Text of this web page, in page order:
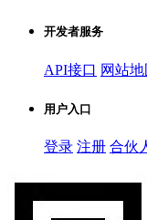
开发者服务
API接口 网站地
用户入口
登录 注册 合伙